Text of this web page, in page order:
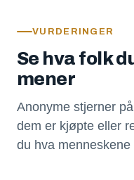
VURDERINGER
Se hva folk
mener
Anonyme stjerner
dem er kjøpte eller
du hva